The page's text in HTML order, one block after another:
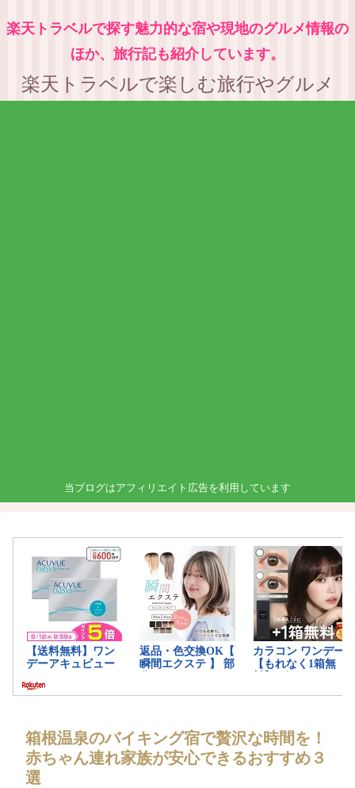
楽天トラベルで探す魅力的な宿や現地のグルメ情報の
ほか、旅行記も紹介しています。
楽天トラベルで楽しむ旅行やグルメ
当ブログはアフィリエイト広告を利用しています
箱根温泉のバイキング宿で贅沢な時間を！
赤ちゃん連れ家族が安心できるおすすめ３
選